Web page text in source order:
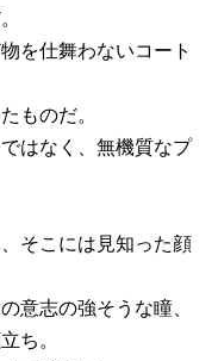
を仕舞わないコート
ものだ。
はなく、無機質なプ
そこには見知った顔
意志の強そうな瞳、
ち。